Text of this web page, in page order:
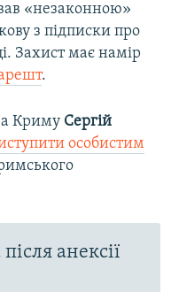
«незаконною»
з підписки про
Захист має намір
.
Криму Сергій
особистим
анексії